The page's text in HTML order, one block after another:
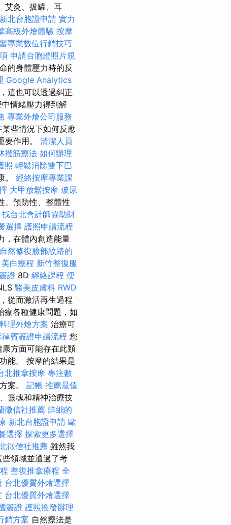
艾灸、拔罐、耳
新北台胞證申請 實力
高級外燴體驗 按摩
專業數位行銷技巧
申請台胞證照片規
的身體壓力時的反
Google Analytics
這也可以透過糾正
情緒壓力得到解
專業外燴公司服務
些​​情況下如何反應
要作用。 清潔人員
撥筋療法 如何辦理
照 輕鬆消除雙下巴
。 經絡按摩專業課
大甲放鬆按摩 玻尿
、預防性、整體性
找台北會計師協助財
選擇 護照申請流程
，在體內創造能量
自然修復臉部紋路的
白療程 新竹整復服
證 8D 經絡課程 便
醫美皮膚科 RWD
從而激活再生過程
療各種健康問題，如
理外燴方案 治療可
律賓簽證申請流程 您
方面可能存在此類
能。 按摩的結果是
北推拿按摩 專注數
案。 記帳 推薦最值
靈魂和精神治療技
徵信社推薦 詳細的
新北台胞證申請 歐
選擇 探索更多選擇
徵信社推薦 雖然我
領域並通過了考
整復推拿療程 全
台北優質外燴選擇
台北優質外燴選擇
簽證 護照換發辦理
銷方案 自然療法是